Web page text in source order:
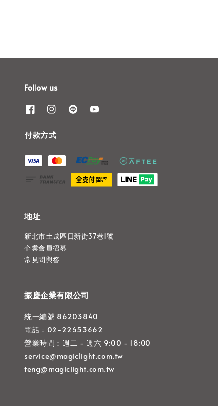
Follow us
付款方式
地址
新北市土城區日新街37巷1號
企業會員招募
常見問與答
振慶企業有限公司
統一編號 86203840
電話：02-22653662
營業時間：週二 - 週六 9:00 - 18:00
service@magiclight.com.tw
teng@magiclight.com.tw